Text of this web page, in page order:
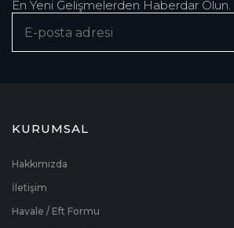
En Yeni Gelişmelerden Haberdar Olun.
KURUMSAL
Hakkımızda
İletişim
Havale / Eft Formu